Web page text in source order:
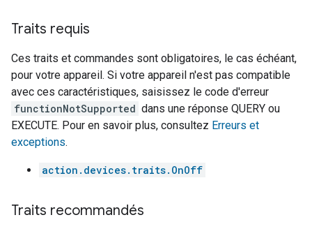
Traits requis
Ces traits et commandes sont obligatoires, le cas échéant,
pour votre appareil. Si votre appareil n'est pas compatible
avec ces caractéristiques, saisissez le code d'erreur
functionNotSupported dans une réponse QUERY ou
EXECUTE. Pour en savoir plus, consultez Erreurs et
exceptions.
action.devices.traits.OnOff
Traits recommandés